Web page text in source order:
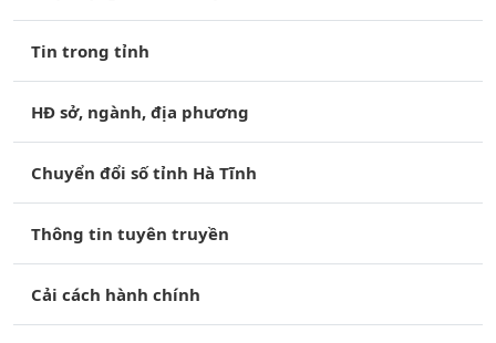
Tin trong tỉnh
HĐ sở, ngành, địa phương
Chuyển đổi số tỉnh Hà Tĩnh
Thông tin tuyên truyền
Cải cách hành chính